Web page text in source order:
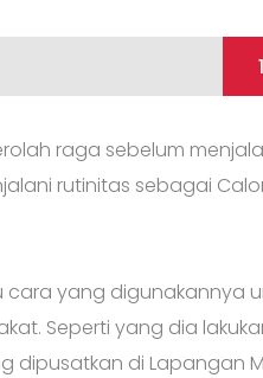
raga sebelum
rutinitas sebagai
cara yang digunakannya
Seperti yang dia
dipusatkan di Lapangan